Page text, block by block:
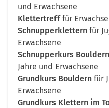
und Erwachsene
Klettertrefffür
Schnupperklettern für
Erwachsene
Schnupperkurs Bouldern
Jahre und Erwachsene
Grundkurs Bouldern für
Erwachsene
Grundkurs Klettern im